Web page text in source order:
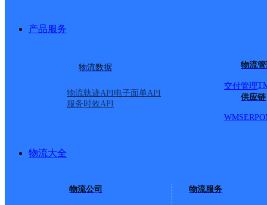
产品服务
物流数据
物流轨迹API电子面单API
服务时效API
物流
交付管理
供应链
WMSERP
物流大全
物流公司 物流服务